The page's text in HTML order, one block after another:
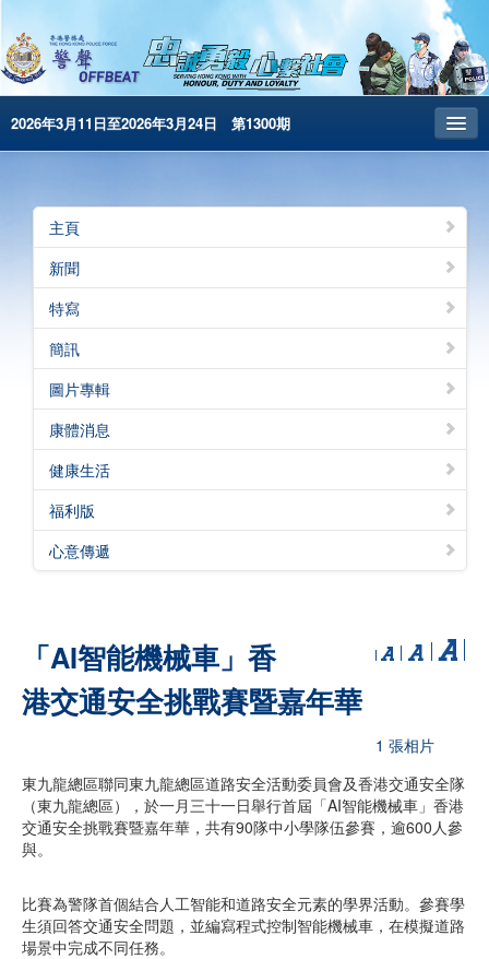
2026年3月11日至2026年3月24日 第1300期
昔日警聲
警務處主頁
简体版
English
電子書版
警聲特刊
主頁
新聞
特寫
簡訊
圖片專輯
康體消息
健康生活
福利版
心意傳遞
「AI智能機械車」香
港交通安全挑戰賽暨嘉年華
1 張相片
東九龍總區聯同東九龍總區道路安全活動委員會及香港交通安全隊
（東九龍總區），於一月三十一日舉行首屆「AI智能機械車」香港
交通安全挑戰賽暨嘉年華，共有90隊中小學隊伍參賽，逾600人參
與。
比賽為警隊首個結合人工智能和道路安全元素的學界活動。參賽學
生須回答交通安全問題，並編寫程式控制智能機械車，在模擬道路
場景中完成不同任務。